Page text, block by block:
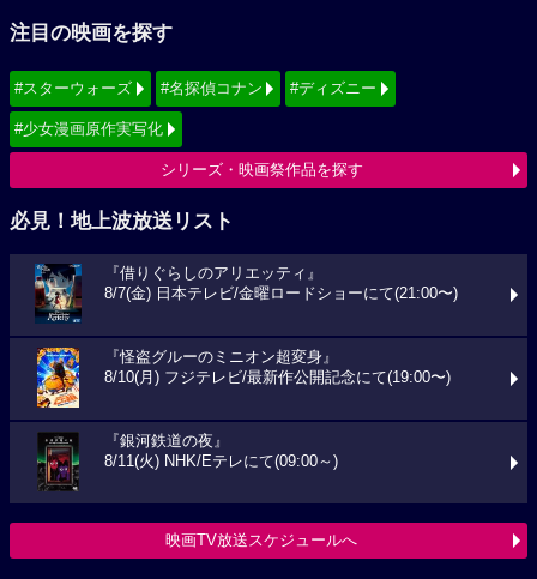
注目の映画を探す
#スターウォーズ #名探偵コナン #ディズニー
#少女漫画原作実写化
シリーズ・映画祭作品を探す
必見！地上波放送リスト
『借りぐらしのアリエッティ』
8/7(金) 日本テレビ/金曜ロードショーにて(21:00〜)
『怪盗グルーのミニオン超変身』
8/10(月) フジテレビ/最新作公開記念にて(19:00〜)
『銀河鉄道の夜』
8/11(火) NHK/Eテレにて(09:00～)
映画TV放送スケジュールへ